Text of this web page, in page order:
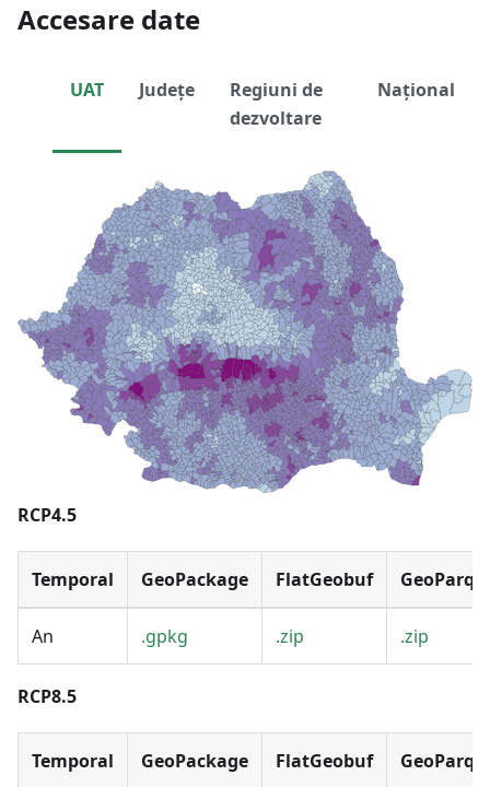
Accesare date
UAT Județe
Regiuni de
dezvoltare
Național
RCP4.5
Temporal GeoPackage FlatGeobuf
An .gpkg .zip .zip
RCP8.5
Temporal GeoPackage FlatGeobuf